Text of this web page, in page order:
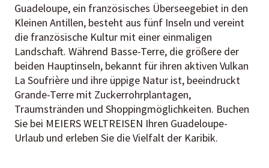
Guadeloupe, ein französisches Überseegebiet in den
Kleinen Antillen, besteht aus fünf Inseln und vereint
die französische Kultur mit einer einmaligen
Landschaft. Während Basse-Terre, die größere der
beiden Hauptinseln, bekannt für ihren aktiven Vulkan
La Soufrière und ihre üppige Natur ist, beeindruckt
Grande-Terre mit Zuckerrohrplantagen,
Traumstränden und Shoppingmöglichkeiten. Buchen
Sie bei MEIERS WELTREISEN Ihren Guadeloupe-
Urlaub und erleben Sie die Vielfalt der Karibik.